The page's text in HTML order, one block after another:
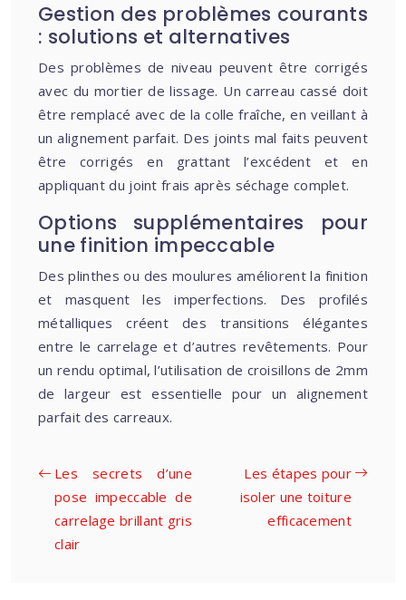
Gestion des problèmes courants
: solutions et alternatives
Des problèmes de niveau peuvent être corrigés
avec du mortier de lissage. Un carreau cassé doit
être remplacé avec de la colle fraîche, en veillant à
un alignement parfait. Des joints mal faits peuvent
être corrigés en grattant l’excédent et en
appliquant du joint frais après séchage complet.
Options supplémentaires pour
une finition impeccable
Des plinthes ou des moulures améliorent la finition
et masquent les imperfections. Des profilés
métalliques créent des transitions élégantes
entre le carrelage et d’autres revêtements. Pour
un rendu optimal, l’utilisation de croisillons de 2mm
de largeur est essentielle pour un alignement
parfait des carreaux.
Les secrets d’une
pose impeccable de
carrelage brillant gris
clair
Les étapes pour
isoler une toiture
efficacement